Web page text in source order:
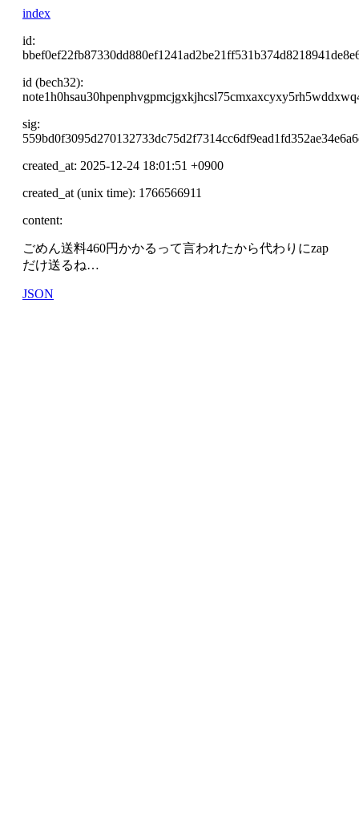
index
id:
id (bech32):
sig:
created_at: 2025-12-24 18:01:51 +0900
created_at (unix time): 1766566911
content:
ごめん送料460円かかるって言われたから代わりにzap
だけ送るね…
JSON